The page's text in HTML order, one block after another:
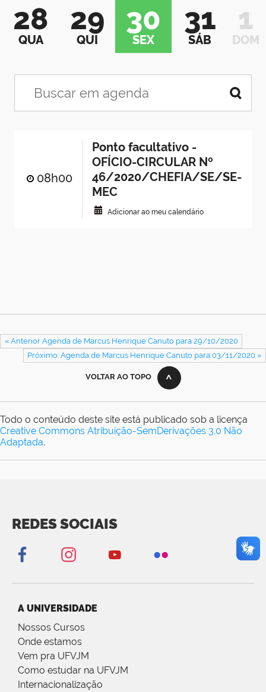
28
QUA
29
QUI
30
SEX
31
SÁB
1
DOM
08h00
Ponto facultativo -
OFÍCIO-CIRCULAR Nº
46/2020/CHEFIA/SE/SE-
MEC
Adicionar ao meu calendário
« Anterior Agenda de Marcus Henrique Canuto para 29/10/2020
Próximo: Agenda de Marcus Henrique Canuto para 03/11/2020 »
VOLTAR AO TOPO
Todo o conteúdo deste site está publicado sob a licença
Creative Commons Atribuição-SemDerivações 3.0 Não
Adaptada.
REDES SOCIAIS
A UNIVERSIDADE
Nossos Cursos
Onde estamos
Vem pra UFVJM
Como estudar na UFVJM
Internacionalização